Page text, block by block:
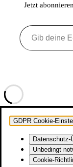
Jetzt
Gib deine E-Mail-Adresse ein ...
GDPR Cookie-
Datenschutz-
Unbedingt
Cookie-